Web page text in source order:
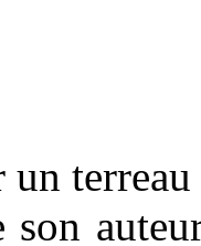
un
son